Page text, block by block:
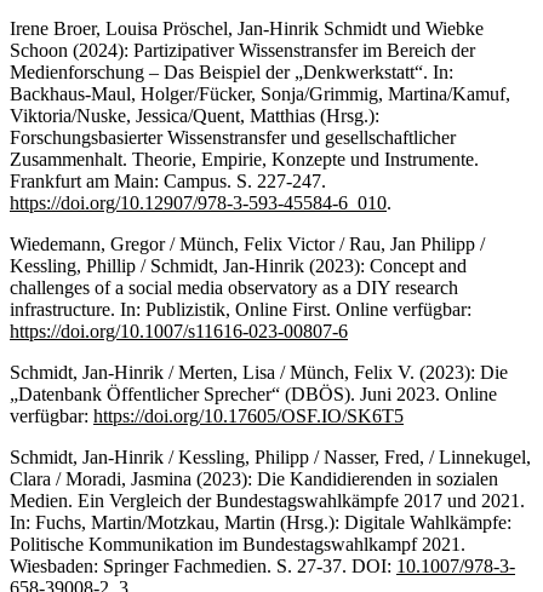
Irene Broer, Louisa Pröschel, Jan-Hinrik Schmidt und Wiebke
Schoon (2024): Partizipativer Wissenstransfer im Bereich der
Medienforschung – Das Beispiel der „Denkwerkstatt“. In:
Backhaus-Maul, Holger/Fücker, Sonja/Grimmig, Martina/Kamuf,
Viktoria/Nuske, Jessica/Quent, Matthias (Hrsg.):
Forschungsbasierter Wissenstransfer und gesellschaftlicher
Zusammenhalt. Theorie, Empirie, Konzepte und Instrumente.
Frankfurt am Main: Campus. S. 227-247.
https://doi.org/10.12907/978-3-593-45584-6_010.
Wiedemann, Gregor / Münch, Felix Victor / Rau, Jan Philipp /
Kessling, Phillip / Schmidt, Jan-Hinrik (2023): Concept and
challenges of a social media observatory as a DIY research
infrastructure. In: Publizistik, Online First. Online verfügbar:
https://doi.org/10.1007/s11616-023-00807-6
Schmidt, Jan-Hinrik / Merten, Lisa / Münch, Felix V. (2023): Die
„Datenbank Öffentlicher Sprecher“ (DBÖS). Juni 2023. Online
verfügbar: https://doi.org/10.17605/OSF.IO/SK6T5
Schmidt, Jan-Hinrik / Kessling, Philipp / Nasser, Fred, / Linnekugel,
Clara / Moradi, Jasmina (2023): Die Kandidierenden in sozialen
Medien. Ein Vergleich der Bundestagswahlkämpfe 2017 und 2021.
In: Fuchs, Martin/Motzkau, Martin (Hrsg.): Digitale Wahlkämpfe:
Politische Kommunikation im Bundestagswahlkampf 2021.
Wiesbaden: Springer Fachmedien. S. 27-37. DOI: 10.1007/978-3-